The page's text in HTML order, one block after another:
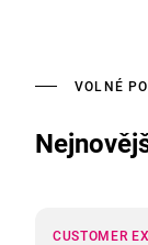
VOLNÉ
CUSTOMER